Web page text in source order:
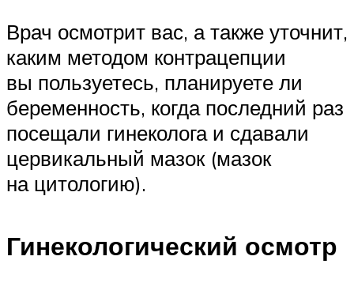
Врач осмотрит вас, а также уточнит,
каким методом контрацепции
вы пользуетесь, планируете ли
беременность, когда последний раз
посещали гинеколога и сдавали
цервикальный мазок (мазок
на цитологию).
Гинекологический осмотр